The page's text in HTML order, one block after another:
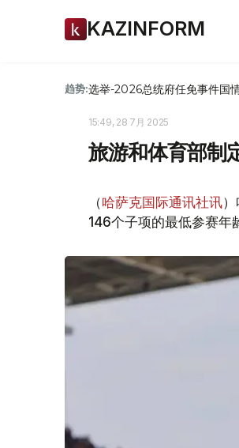
KAZINFORM
趋势:选举-2026总统府任免事件国
15:49, 28 7月 2025
旅游和体育部制
（哈萨克国际通讯社讯
146个子项的最低参赛年